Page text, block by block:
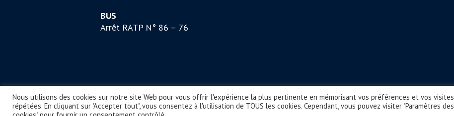
BUS
Arrêt RATP N° 86 – 76
ESSPF © 2025 / Tous droits réservés
Nous utilisons des cookies sur notre site Web pour vous offrir l'expérience la plus pertinente en mémorisant vos préférences et vos visites
répétées. En cliquant sur "Accepter tout", vous consentez à l'utilisation de TOUS les cookies. Cependant, vous pouvez visiter "Paramètres des